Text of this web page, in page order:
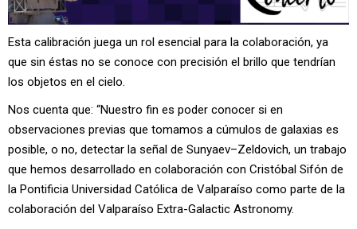
Esta calibración juega un rol esencial para la colaboración, ya
que sin éstas no se conoce con precisión el brillo que tendrían
los objetos en el cielo.
Nos cuenta que: “Nuestro fin es poder conocer si en
observaciones previas que tomamos a cúmulos de galaxias es
posible, o no, detectar la señal de Sunyaev–Zeldovich, un trabajo
que hemos desarrollado en colaboración con Cristóbal Sifón de
la Pontificia Universidad Católica de Valparaíso como parte de la
colaboración del Valparaíso Extra-Galactic Astronomy.